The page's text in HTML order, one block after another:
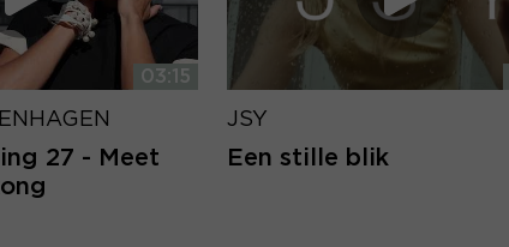
03:15
27 - Meet
JSY
Een stille blik